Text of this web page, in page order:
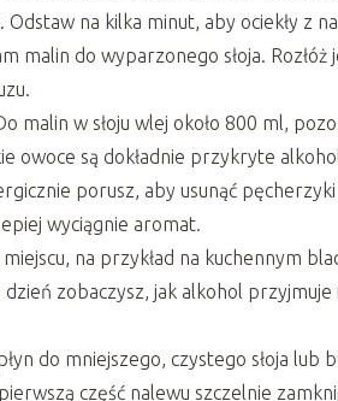
na kilka minut, aby ociekły z
malin do wyparzonego słoja.
malin w słoju wlej około 800 ml,
owoce są dokładnie przykryte
porusz, aby usunąć
wyciągnie aromat.
na przykład na kuchennym
zobaczysz, jak alkohol
do mniejszego, czystego słoja lub
część nalewu szczelnie